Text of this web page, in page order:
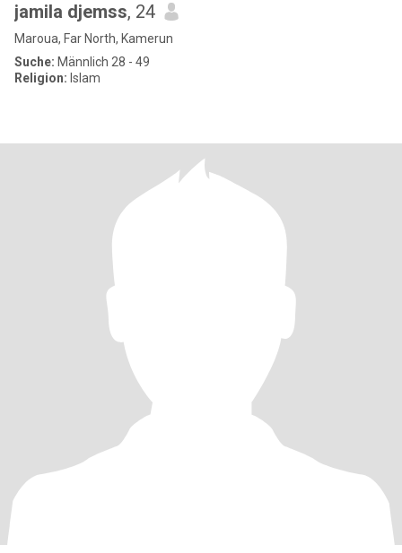
jamila djemss, 24
Maroua, Far North, Kamerun
Suche: Männlich 28 - 49
Religion: Islam